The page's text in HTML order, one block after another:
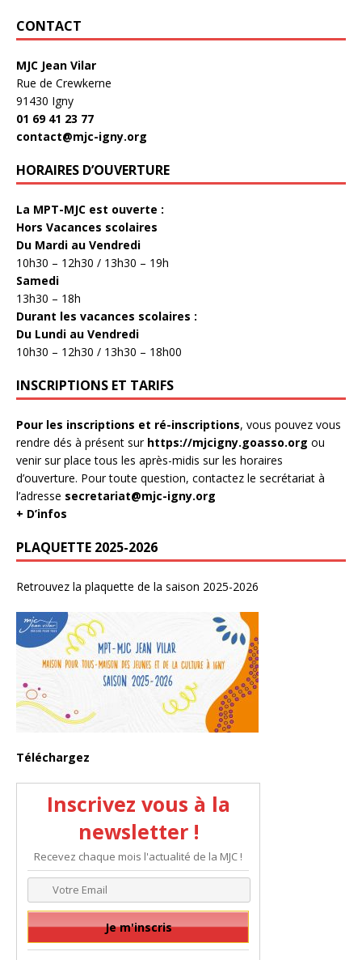
CONTACT
MJC Jean Vilar
Rue de Crewkerne
91430 Igny
01 69 41 23 77
contact@mjc-igny.org
HORAIRES D’OUVERTURE
La MPT-MJC est ouverte :
Hors Vacances scolaires
Du Mardi au Vendredi
10h30 – 12h30 / 13h30 – 19h
Samedi
13h30 – 18h
Durant les vacances scolaires :
Du Lundi au Vendredi
10h30 – 12h30 / 13h30 – 18h00
INSCRIPTIONS ET TARIFS
Pour les inscriptions et ré-inscriptions, vous pouvez vous
rendre dés à présent sur https://mjcigny.goasso.org ou
venir sur place tous les après-midis sur les horaires
d’ouverture. Pour toute question, contactez le secrétariat à
l’adresse secretariat@mjc-igny.org
+ D’infos
PLAQUETTE 2025-2026
Retrouvez la plaquette de la saison 2025-2026
Téléchargez
Inscrivez vous à la
newsletter !
Recevez chaque mois l'actualité de la MJC !